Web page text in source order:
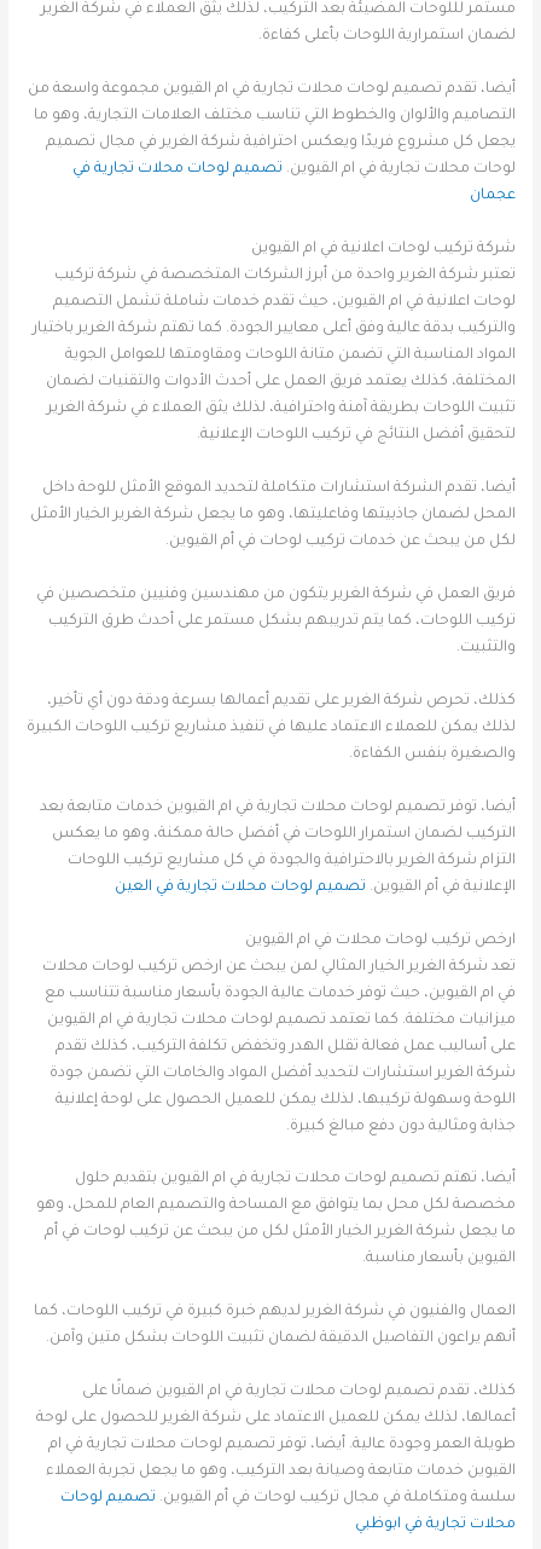
مستمر لللوحات المضيئة بعد التركيب، لذلك يثق العملاء في شركة الغرير
لضمان استمرارية اللوحات بأعلى كفاءة.
أيضا، تقدم تصميم لوحات محلات تجارية في ام القيوين مجموعة واسعة من
التصاميم والألوان والخطوط التي تناسب مختلف العلامات التجارية، وهو ما
يجعل كل مشروع فريدًا ويعكس احترافية شركة الغرير في مجال تصميم
لوحات محلات تجارية في ام القيوين. تصميم لوحات محلات تجارية في
عجمان
شركة تركيب لوحات اعلانية في ام القيوين
تعتبر شركة الغرير واحدة من أبرز الشركات المتخصصة في شركة تركيب
لوحات اعلانية في ام القيوين، حيث تقدم خدمات شاملة تشمل التصميم
والتركيب بدقة عالية وفق أعلى معايير الجودة. كما تهتم شركة الغرير باختيار
المواد المناسبة التي تضمن متانة اللوحات ومقاومتها للعوامل الجوية
المختلفة، كذلك يعتمد فريق العمل على أحدث الأدوات والتقنيات لضمان
تثبيت اللوحات بطريقة آمنة واحترافية، لذلك يثق العملاء في شركة الغرير
لتحقيق أفضل النتائج في تركيب اللوحات الإعلانية.
أيضا، تقدم الشركة استشارات متكاملة لتحديد الموقع الأمثل للوحة داخل
المحل لضمان جاذبيتها وفاعليتها، وهو ما يجعل شركة الغرير الخيار الأمثل
لكل من يبحث عن خدمات تركيب لوحات في أم القيوين.
فريق العمل في شركة الغرير يتكون من مهندسين وفنيين متخصصين في
تركيب اللوحات، كما يتم تدريبهم بشكل مستمر على أحدث طرق التركيب
والتثبيت.
كذلك، تحرص شركة الغرير على تقديم أعمالها بسرعة ودقة دون أي تأخير،
لذلك يمكن للعملاء الاعتماد عليها في تنفيذ مشاريع تركيب اللوحات الكبيرة
والصغيرة بنفس الكفاءة.
أيضا، توفر تصميم لوحات محلات تجارية في ام القيوين خدمات متابعة بعد
التركيب لضمان استمرار اللوحات في أفضل حالة ممكنة، وهو ما يعكس
التزام شركة الغرير بالاحترافية والجودة في كل مشاريع تركيب اللوحات
الإعلانية في أم القيوين. تصميم لوحات محلات تجارية في العين
ارخص تركيب لوحات محلات في ام القيوين
تعد شركة الغرير الخيار المثالي لمن يبحث عن ارخص تركيب لوحات محلات
في ام القيوين، حيث توفر خدمات عالية الجودة بأسعار مناسبة تتناسب مع
ميزانيات مختلفة. كما تعتمد تصميم لوحات محلات تجارية في ام القيوين
على أساليب عمل فعالة تقلل الهدر وتخفض تكلفة التركيب، كذلك تقدم
شركة الغرير استشارات لتحديد أفضل المواد والخامات التي تضمن جودة
اللوحة وسهولة تركيبها، لذلك يمكن للعميل الحصول على لوحة إعلانية
جذابة ومثالية دون دفع مبالغ كبيرة.
أيضا، تهتم تصميم لوحات محلات تجارية في ام القيوين بتقديم حلول
مخصصة لكل محل بما يتوافق مع المساحة والتصميم العام للمحل، وهو
ما يجعل شركة الغرير الخيار الأمثل لكل من يبحث عن تركيب لوحات في أم
القيوين بأسعار مناسبة.
العمال والفنيون في شركة الغرير لديهم خبرة كبيرة في تركيب اللوحات، كما
أنهم يراعون التفاصيل الدقيقة لضمان تثبيت اللوحات بشكل متين وآمن.
كذلك، تقدم تصميم لوحات محلات تجارية في ام القيوين ضمانًا على
أعمالها، لذلك يمكن للعميل الاعتماد على شركة الغرير للحصول على لوحة
طويلة العمر وجودة عالية. أيضا، توفر تصميم لوحات محلات تجارية في ام
القيوين خدمات متابعة وصيانة بعد التركيب، وهو ما يجعل تجربة العملاء
سلسة ومتكاملة في مجال تركيب لوحات في أم القيوين. تصميم لوحات
محلات تجارية في ابوظبي